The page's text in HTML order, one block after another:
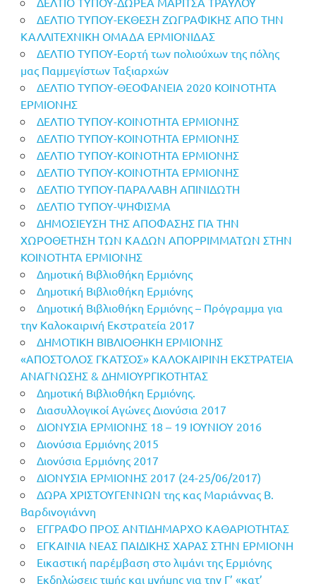
ΔΕΛΤΙΟ ΤΥΠΟΥ-ΕΚΘΕΣΗ ΖΩΓΡΑΦΙΚΗΣ ΑΠΟ ΤΗΝ
ΚΑΛΛΙΤΕΧΝΙΚΗ ΟΜΑΔΑ ΕΡΜΙΟΝΙΔΑΣ
ΔΕΛΤΙΟ ΤΥΠΟΥ-Εορτή των πολιούχων της πόλης
μας Παμμεγίστων Ταξιαρχών
ΔΕΛΤΙΟ ΤΥΠΟΥ-ΘΕΟΦΑΝΕΙΑ 2020 ΚΟΙΝΟΤΗΤΑ
ΕΡΜΙΟΝΗΣ
ΔΕΛΤΙΟ ΤΥΠΟΥ-ΚΟΙΝΟΤΗΤΑ ΕΡΜΙΟΝΗΣ
ΔΕΛΤΙΟ ΤΥΠΟΥ-ΚΟΙΝΟΤΗΤΑ ΕΡΜΙΟΝΗΣ
ΔΕΛΤΙΟ ΤΥΠΟΥ-ΚΟΙΝΟΤΗΤΑ ΕΡΜΙΟΝΗΣ
ΔΕΛΤΙΟ ΤΥΠΟΥ-ΚΟΙΝΟΤΗΤΑ ΕΡΜΙΟΝΗΣ
ΔΕΛΤΙΟ ΤΥΠΟΥ-ΠΑΡΑΛΑΒΗ ΑΠΙΝΙΔΩΤΗ
ΔΕΛΤΙΟ ΤΥΠΟΥ-ΨΗΦΙΣΜΑ
ΔΗΜΟΣΙΕΥΣΗ ΤΗΣ ΑΠΟΦΑΣΗΣ ΓΙΑ ΤΗΝ
ΧΩΡΟΘΕΤΗΣΗ ΤΩΝ ΚΑΔΩΝ ΑΠΟΡΡΙΜΜΑΤΩΝ ΣΤΗΝ
ΚΟΙΝΟΤΗΤΑ ΕΡΜΙΟΝΗΣ
Δημοτική Βιβλιοθήκη Ερμιόνης
Δημοτική Βιβλιοθήκη Ερμιόνης
Δημοτική Βιβλιοθήκη Ερμιόνης – Πρόγραμμα για
την Καλοκαιρινή Εκστρατεία 2017
ΔΗΜΟΤΙΚΗ ΒΙΒΛΙΟΘΗΚΗ ΕΡΜΙΟΝΗΣ
«ΑΠΟΣΤΟΛΟΣ ΓΚΑΤΣΟΣ» ΚΑΛΟΚΑΙΡΙΝΗ ΕΚΣΤΡΑΤΕΙΑ
ΑΝΑΓΝΩΣΗΣ & ΔΗΜΙΟΥΡΓΙΚΟΤΗΤΑΣ
Δημοτική Βιβλιοθήκη Ερμιόνης.
Διασυλλογικοί Αγώνες Διονύσια 2017
ΔΙΟΝΥΣΙΑ ΕΡΜΙΟΝΗΣ 18 – 19 ΙΟΥΝΙΟΥ 2016
Διονύσια Ερμιόνης 2015
Διονύσια Ερμιόνης 2017
ΔΙΟΝΥΣΙΑ ΕΡΜΙΟΝΗΣ 2017 (24-25/06/2017)
ΔΩΡΑ ΧΡΙΣΤΟΥΓΕΝΝΩΝ της κας Μαριάννας Β.
Βαρδινογιάννη
ΕΓΓΡΑΦΟ ΠΡΟΣ ΑΝΤΙΔΗΜΑΡΧΟ ΚΑΘΑΡΙΟΤΗΤΑΣ
ΕΓΚΑΙΝΙΑ ΝΕΑΣ ΠΑΙΔΙΚΗΣ ΧΑΡΑΣ ΣΤΗΝ ΕΡΜΙΟΝΗ
Εικαστική παρέμβαση στο λιμάνι της Ερμιόνης
Εκδηλώσεις τιμής και μνήμης για την Γ’ «κατ’